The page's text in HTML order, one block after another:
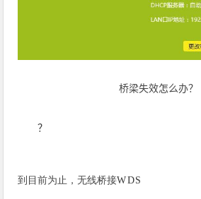
桥梁失效怎么办？
？
到目前为止，无线桥接WDS